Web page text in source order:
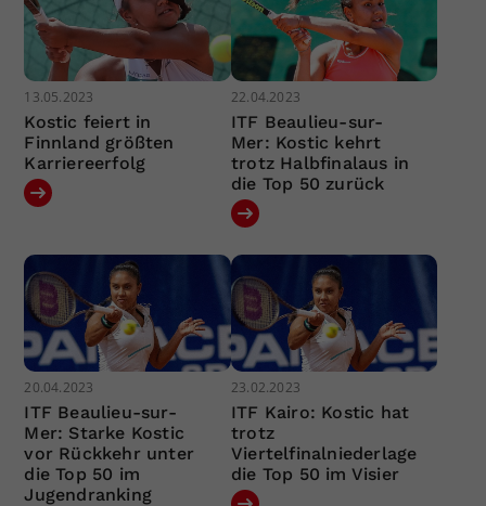
13.05.2023
Kostic feiert in
Finnland größten
Karriereerfolg
22.04.2023
ITF Beaulieu-sur-
Mer: Kostic kehrt
trotz Halbfinalaus in
die Top 50 zurück
20.04.2023
ITF Beaulieu-sur-
Mer: Starke Kostic
vor Rückkehr unter
die Top 50 im
Jugendranking
23.02.2023
ITF Kairo: Kostic hat
trotz
Viertelfinalniederlage
die Top 50 im Visier